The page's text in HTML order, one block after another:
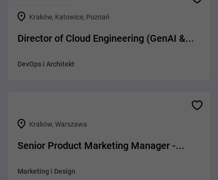
Kraków, Katowice, Poznań
Director of Cloud Engineering (GenAI &...
DevOps i Architekt
Kraków, Warszawa
Senior Product Marketing Manager -...
Marketing i Design